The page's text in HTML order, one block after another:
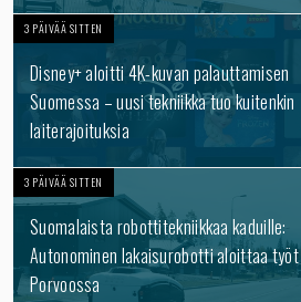
3 PÄIVÄÄ SITTEN
Disney+ aloitti 4K-kuvan palauttamisen
Suomessa – uusi tekniikka tuo kuitenkin
laiterajoituksia
3 PÄIVÄÄ SITTEN
Suomalaista robottitekniikkaa kaduille:
Autonominen lakaisurobotti aloittaa työt
Porvoossa